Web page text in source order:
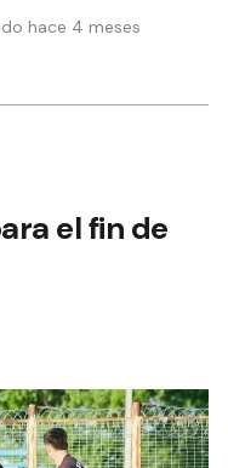
hace 4 meses
el fin de